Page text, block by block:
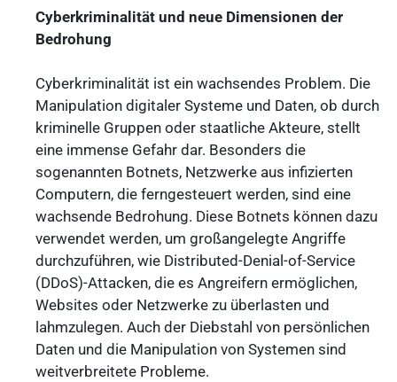
Cyberkriminalität und neue Dimensionen der
Bedrohung
Cyberkriminalität ist ein wachsendes Problem. Die
Manipulation digitaler Systeme und Daten, ob durch
kriminelle Gruppen oder staatliche Akteure, stellt
eine immense Gefahr dar. Besonders die
sogenannten Botnets, Netzwerke aus infizierten
Computern, die ferngesteuert werden, sind eine
wachsende Bedrohung. Diese Botnets können dazu
verwendet werden, um großangelegte Angriffe
durchzuführen, wie Distributed-Denial-of-Service
(DDoS)-Attacken, die es Angreifern ermöglichen,
Websites oder Netzwerke zu überlasten und
lahmzulegen. Auch der Diebstahl von persönlichen
Daten und die Manipulation von Systemen sind
weitverbreitete Probleme.